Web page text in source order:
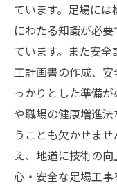
ています。足場に
にわたる知識が必
ています。また安
工計画書の作成、
っかりとした準備
や職場の健康増進
うことも欠かせま
え、地道に技術の
心・安全な足場工事